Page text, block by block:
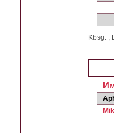
Kbsg. ,